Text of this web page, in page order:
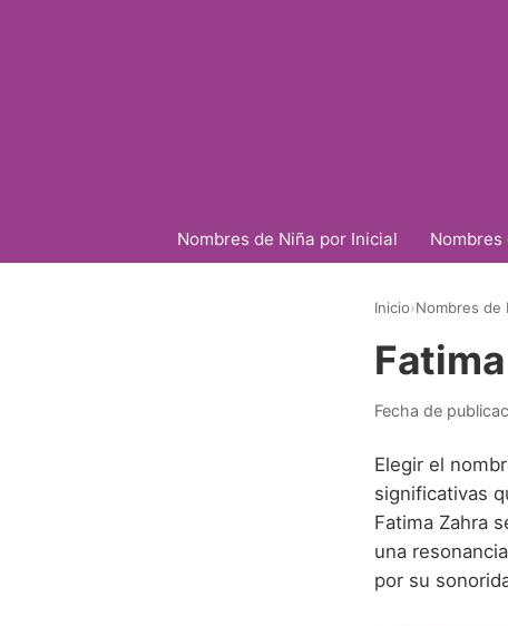
Nombres de Niña por Inicial
Inicio›Nombres de
Fecha de
Elegir el
significativas
Fatima Zahra
una
por su